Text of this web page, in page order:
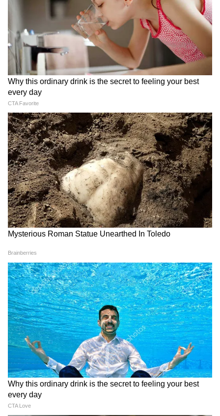
Image Credit :Asianet News
গুমনামীবাবা
নেতাজিকে নিয়ে আরও একটি রহস্য রয়েছে।
অনেকেই মনে করেন তিনি দেশে ফিরেছিলেন।
গুমনামী বাবা ছদ্মনাম নিয়ে লোকচক্ষুর আড়ালে
সারির রাজনীতিবিদরা তাঁর কাছে আসত। কিন্তু
সবই বন্দি নেতাজিকে নিয়ে লেখা সরকারি ফাইলে।
যার কিছু প্রকাশহলেও অধিকাংশ অপ্রকাশিত
4
10
Image Credit :Asianet News
নেতাজির জন্মবৃত্তান্ত
দক্ষিণ ২৪ পরগনার বিখ্যাত বসু পরিবারে জন্ম
তাঁর। মা প্রতিভা বসু। বাবা জানকীনাথ বসু। বর্তমান
ওড়িশার কটকে তিনি জন্মগ্রহণ করেছিলেন।
সেখানেই কেটেছে তাঁর শৈশব। সেখানেই শুরু
পড়াশুনা। ছোট থেকেই রাময়ন , মহাভারত আর
বেদ উপবিষদের সঙ্গে সম্পর্ক তৈরি হয়েছিল।
আমৃত্যু নেতাজি ছিলেন একজন হিন্দু।